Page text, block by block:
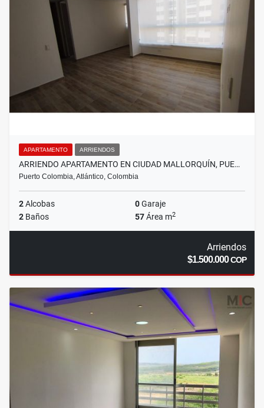
APARTAMENTO ARRIENDOS
ARRIENDO APARTAMENTO EN CIUDAD MALLORQUÍN, PUE…
Puerto Colombia, Atlántico, Colombia
2Alcobas 0Garaje
2 Baños 57Área m2
Arriendos
$1.500.000COP